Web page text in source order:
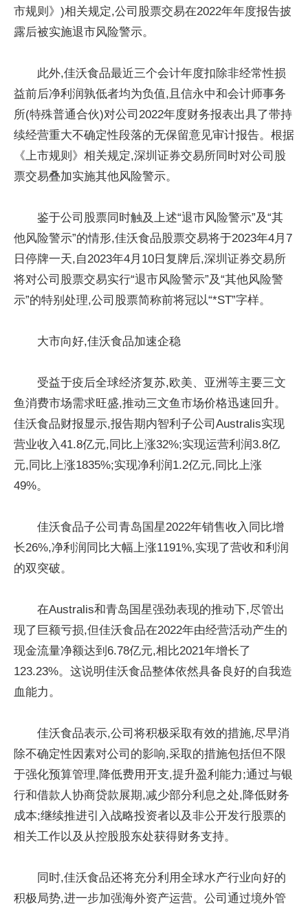
市规则》)相关规定,公司股票交易在2022年年度报告披
露后被实施退市风险警示。
此外,佳沃食品最近三个会计年度扣除非经常性损
益前后净利润孰低者均为负值,且信永中和会计师事务
所(特殊普通合伙)对公司2022年度财务报表出具了带持
续经营重大不确定性段落的无保留意见审计报告。根据
《上市规则》相关规定,深圳证券交易所同时对公司股
票交易叠加实施其他风险警示。
鉴于公司股票同时触及上述“退市风险警示”及“其
他风险警示”的情形,佳沃食品股票交易将于2023年4月7
日停牌一天,自2023年4月10日复牌后,深圳证券交易所
将对公司股票交易实行“退市风险警示”及“其他风险警
示”的特别处理,公司股票简称前将冠以“*ST”字样。
大市向好,佳沃食品加速企稳
受益于疫后全球经济复苏,欧美、亚洲等主要三文
鱼消费市场需求旺盛,推动三文鱼市场价格迅速回升。
佳沃食品财报显示,报告期内智利子公司Australis实现
营业收入41.8亿元,同比上涨32%;实现运营利润3.8亿
元,同比上涨1835%;实现净利润1.2亿元,同比上涨
49%。
佳沃食品子公司青岛国星2022年销售收入同比增
长26%,净利润同比大幅上涨1191%,实现了营收和利润
的双突破。
在Australis和青岛国星强劲表现的推动下,尽管出
现了巨额亏损,但佳沃食品在2022年由经营活动产生的
现金流量净额达到6.78亿元,相比2021年增长了
123.23%。这说明佳沃食品整体依然具备良好的自我造
血能力。
佳沃食品表示,公司将积极采取有效的措施,尽早消
除不确定性因素对公司的影响,采取的措施包括但不限
于强化预算管理,降低费用开支,提升盈利能力;通过与银
行和借款人协商贷款展期,减少部分利息之处,降低财务
成本;继续推进引入战略投资者以及非公开发行股票的
相关工作以及从控股股东处获得财务支持。
同时,佳沃食品还将充分利用全球水产行业向好的
积极局势,进一步加强海外资产运营。公司通过境外管